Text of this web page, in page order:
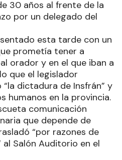
30 años al frente de la
por un delegado del
esta tarde con un
prometía tener a
orador y en el que iban a
que el legislador
dictadura de Insfrán” y
humanos en la provincia.
comunicación
que depende de
“por razones de
Salón Auditorio en el